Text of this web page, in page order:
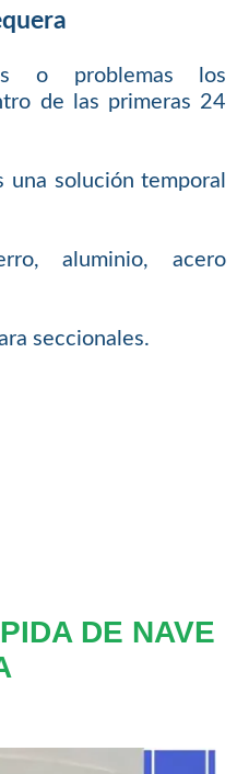
o problemas los
de las primeras 24
una solución temporal
aluminio, acero
seccionales.
DE NAVE